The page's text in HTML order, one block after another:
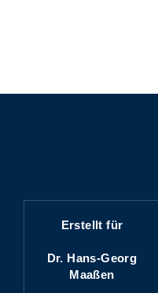
Erstellt für
Dr. Hans-Georg
Maaßen